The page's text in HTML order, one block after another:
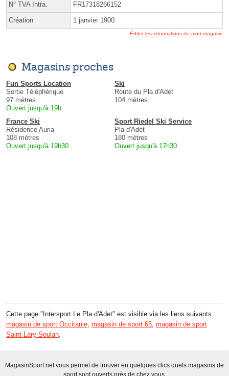
N° TVA Intra. FR17318266152
Création 1 janvier 1900
Éditer les informations de mon magasin
Magasins proches
Fun Sports Location
Sortie Téléphérique
97 mètres
Ouvert jusqu'à 19h
Ski
Route du Pla d'Adet
104 mètres
France Ski
Résidence Auria
108 mètres
Ouvert jusqu'à 19h30
Sport Riedel Ski Service
Pla d'Adet
180 mètres
Ouvert jusqu'à 17h30
Cette page "Intersport Le Pla d'Adet" est visible via les liens suivants :
magasin de sport Occitanie, magasin de sport 65, magasin de sport
Saint-Lary-Soulan.
MagasinSport.net vous permet de trouver en quelques clics quels magasins de